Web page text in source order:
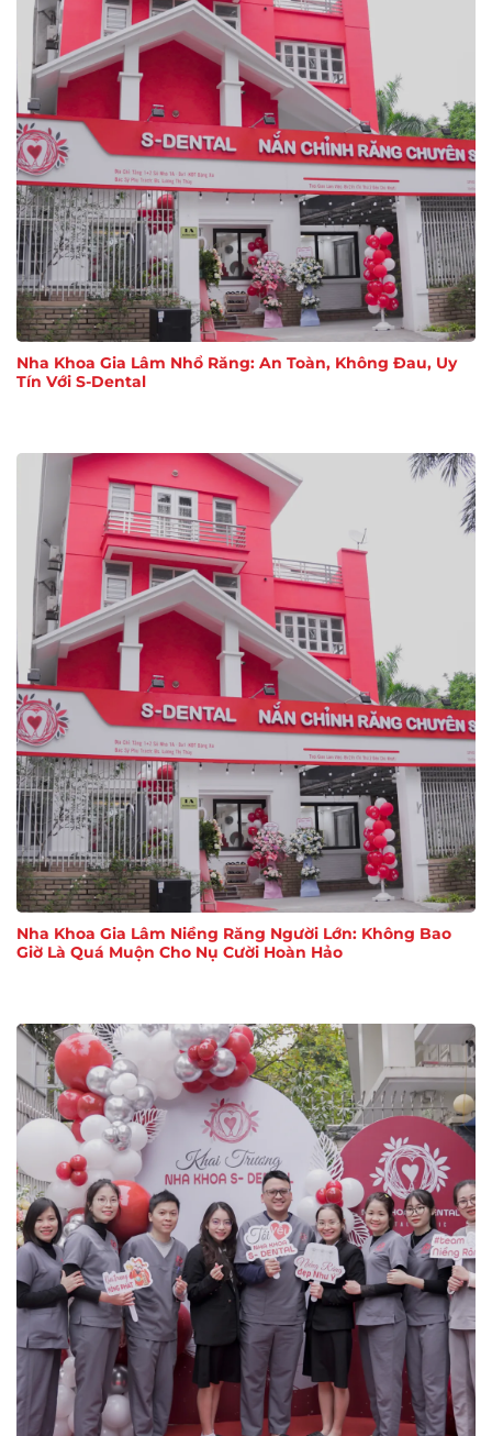
Nha Khoa Gia Lâm Nhổ Răng: An Toàn, Không Đau, Uy
Tín Với S-Dental
Nha Khoa Gia Lâm Niềng Răng Người Lớn: Không Bao
Giờ Là Quá Muộn Cho Nụ Cười Hoàn Hảo